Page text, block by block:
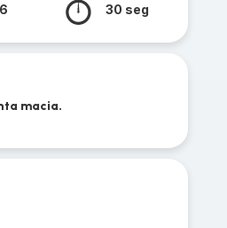
30 seg
macia.